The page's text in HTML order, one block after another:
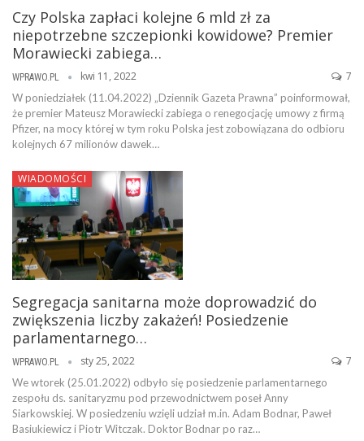
Czy Polska zapłaci kolejne 6 mld zł za
niepotrzebne szczepionki kowidowe? Premier
Morawiecki zabiega…
WPRAWO.PL kwi 11, 2022 7
W poniedziałek (11.04.2022) „Dziennik Gazeta Prawna” poinformował,
że premier Mateusz Morawiecki zabiega o renegocjację umowy z firmą
Pfizer, na mocy której w tym roku Polska jest zobowiązana do odbioru
kolejnych 67 milionów dawek…
WIADOMOŚCI
Segregacja sanitarna może doprowadzić do
zwiększenia liczby zakażeń! Posiedzenie
parlamentarnego…
WPRAWO.PL sty 25, 2022 7
We wtorek (25.01.2022) odbyło się posiedzenie parlamentarnego
zespołu ds. sanitaryzmu pod przewodnictwem poseł Anny
Siarkowskiej. W posiedzeniu wzięli udział m.in. Adam Bodnar, Paweł
Basiukiewicz i Piotr Witczak. Doktor Bodnar po raz…